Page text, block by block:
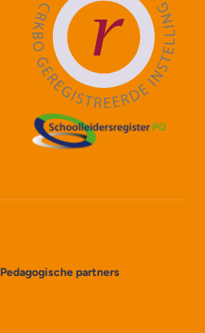
Pedagogische partners